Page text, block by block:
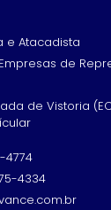
e Atacadista
de
de Vistoria
4774
4334